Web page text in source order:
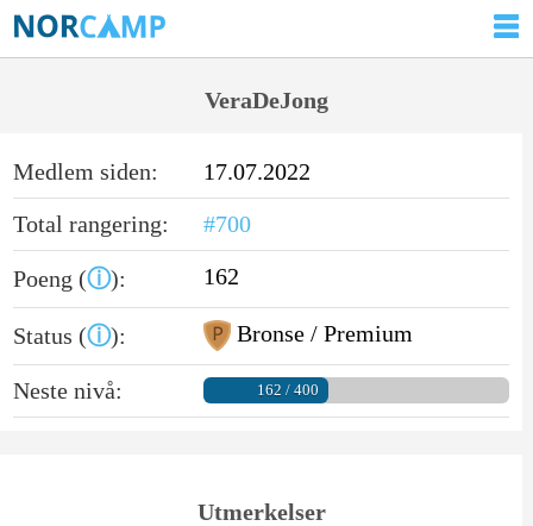
VeraDeJong
Medlem siden:
17.07.2022
Total rangering:
#700
Poeng (ⓘ): 162
Status (ⓘ): Bronse / Premium
Neste nivå: 162 / 400
Utmerkelser